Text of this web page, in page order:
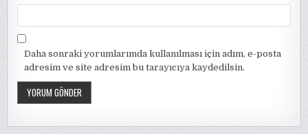
Daha sonraki yorumlarımda kullanılması için adım, e-posta
adresim ve site adresim bu tarayıcıya kaydedilsin.